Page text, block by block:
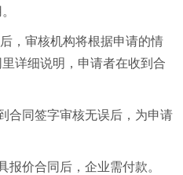
，审核机构将根据申请的情
详细说明，申请者在收到合
合同签字审核无误后，为申请
报价合同后，企业需付款。